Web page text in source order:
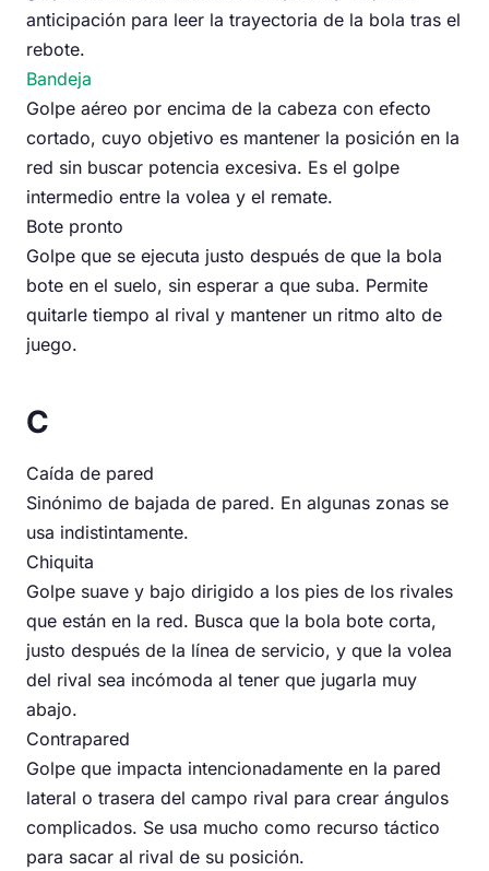
anticipación para leer la trayectoria de la bola tras el
rebote.
Bandeja
Golpe aéreo por encima de la cabeza con efecto
cortado, cuyo objetivo es mantener la posición en la
red sin buscar potencia excesiva. Es el golpe
intermedio entre la volea y el remate.
Bote pronto
Golpe que se ejecuta justo después de que la bola
bote en el suelo, sin esperar a que suba. Permite
quitarle tiempo al rival y mantener un ritmo alto de
juego.
C
Caída de pared
Sinónimo de bajada de pared. En algunas zonas se
usa indistintamente.
Chiquita
Golpe suave y bajo dirigido a los pies de los rivales
que están en la red. Busca que la bola bote corta,
justo después de la línea de servicio, y que la volea
del rival sea incómoda al tener que jugarla muy
abajo.
Contrapared
Golpe que impacta intencionadamente en la pared
lateral o trasera del campo rival para crear ángulos
complicados. Se usa mucho como recurso táctico
para sacar al rival de su posición.